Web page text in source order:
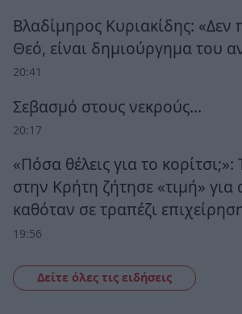
Βλαδίμηρος Κυριακίδης: «Δεν
Θεό, είναι δημιούργημα του
20:41
Σεβασμό στους νεκρούς…
20:17
«Πόσα θέλεις για το κορίτσι;»:
στην Κρήτη ζήτησε «τιμή» για
καθόταν σε τραπέζι
19:56
Δείτε όλες τις ειδήσεις